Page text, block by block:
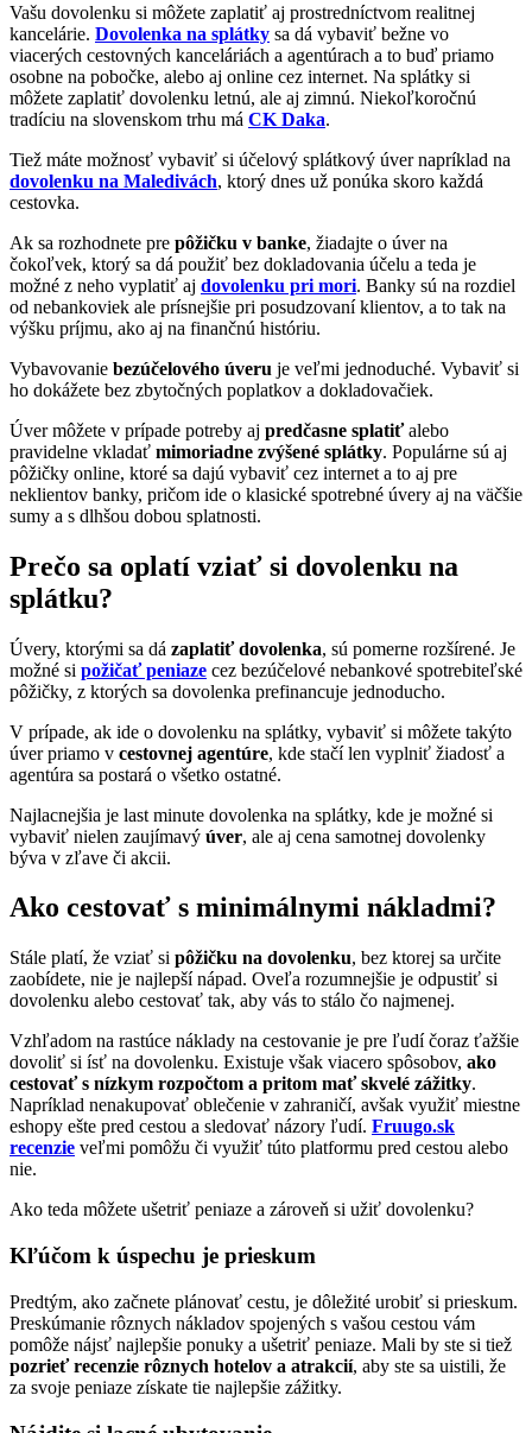
Vašu dovolenku si môžete zaplatiť aj prostredníctvom realitnej
kancelárie. Dovolenka na splátky sa dá vybaviť bežne vo
viacerých cestovných kanceláriách a agentúrach a to buď priamo
osobne na pobočke, alebo aj online cez internet. Na splátky si
môžete zaplatiť dovolenku letnú, ale aj zimnú. Niekoľkoročnú
tradíciu na slovenskom trhu má CK Daka.
Tiež máte možnosť vybaviť si účelový splátkový úver napríklad na
dovolenku na Maledivách, ktorý dnes už ponúka skoro každá
cestovka.
Ak sa rozhodnete pre pôžičku v banke, žiadajte o úver na
čokoľvek, ktorý sa dá použiť bez dokladovania účelu a teda je
možné z neho vyplatiť aj dovolenku pri mori. Banky sú na rozdiel
od nebankoviek ale prísnejšie pri posudzovaní klientov, a to tak na
výšku príjmu, ako aj na finančnú históriu.
Vybavovanie bezúčelového úveru je veľmi jednoduché. Vybaviť si
ho dokážete bez zbytočných poplatkov a dokladovačiek.
Úver môžete v prípade potreby aj predčasne splatiťalebo
pravidelne vkladať mimoriadne zvýšené splátky. Populárne sú aj
pôžičky online, ktoré sa dajú vybaviť cez internet a to aj pre
neklientov banky, pričom ide o klasické spotrebné úvery aj na väčšie
sumy a s dlhšou dobou splatnosti.
Prečo sa oplatí vziať si dovolenku na
splátku?
Úvery, ktorými sa dá zaplatiť dovolenka, sú pomerne rozšírené. Je
možné si požičať peniaze cez bezúčelové nebankové spotrebiteľské
pôžičky, z ktorých sa dovolenka prefinancuje jednoducho.
V prípade, ak ide o dovolenku na splátky, vybaviť si môžete takýto
úver priamo v cestovnej agentúre, kde stačí len vyplniť žiadosť a
agentúra sa postará o všetko ostatné.
Najlacnejšia je last minute dovolenka na splátky, kde je možné si
vybaviť nielen zaujímavý úver, ale aj cena samotnej dovolenky
býva v zľave či akcii.
Ako cestovať s minimálnymi nákladmi?
Stále platí, že vziať si pôžičku na dovolenku, bez ktorej sa určite
zaobídete, nie je najlepší nápad. Oveľa rozumnejšie je odpustiť si
dovolenku alebo cestovať tak, aby vás to stálo čo najmenej.
Vzhľadom na rastúce náklady na cestovanie je pre ľudí čoraz ťažšie
dovoliť si ísť na dovolenku. Existuje však viacero spôsobov, ako
cestovať s nízkym rozpočtom a pritom mať skvelé zážitky.
Napríklad nenakupovať oblečenie v zahraničí, avšak využiť miestne
eshopy ešte pred cestou a sledovať názory ľudí. Fruugo.sk
recenzie veľmi pomôžu či využiť túto platformu pred cestou alebo
nie.
Ako teda môžete ušetriť peniaze a zároveň si užiť dovolenku?
Kľúčom k úspechu je prieskum
Predtým, ako začnete plánovať cestu, je dôležité urobiť si prieskum.
Preskúmanie rôznych nákladov spojených s vašou cestou vám
pomôže nájsť najlepšie ponuky a ušetriť peniaze. Mali by ste si tiež
pozrieť recenzie rôznych hotelov a atrakcií, aby ste sa uistili, že
za svoje peniaze získate tie najlepšie zážitky.